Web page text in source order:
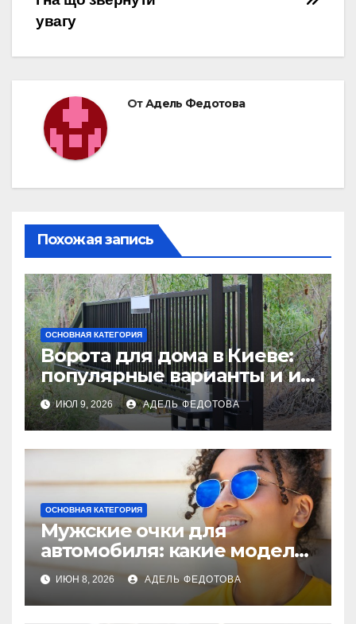
увагу
ОтАдель Федотова
Похожая запись
ОСНОВНАЯ КАТЕГОРИЯ
Ворота для дома в Киеве:
популярные варианты и их
особенности
ИЮЛ 9, 2026 АДЕЛЬ ФЕДОТОВА
ОСНОВНАЯ КАТЕГОРИЯ
Мужские очки для
автомобиля: какие модели
наиболее востребованы
ИЮН 8, 2026 АДЕЛЬ ФЕДОТОВА